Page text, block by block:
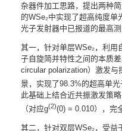
杂器件加工思路，提出两种
的WSe₂中实现了超高纯度
光子发射器中已报道的最高
其一，针对单层WSe₂，利
子自旋简并特性之间的本质
circular polarization）激发
景，实现了98.3%的超高单
此基础上结合近共振激发策
（对应g(2)(0) = 0.010），完
其二，针对双层WSe₂，受